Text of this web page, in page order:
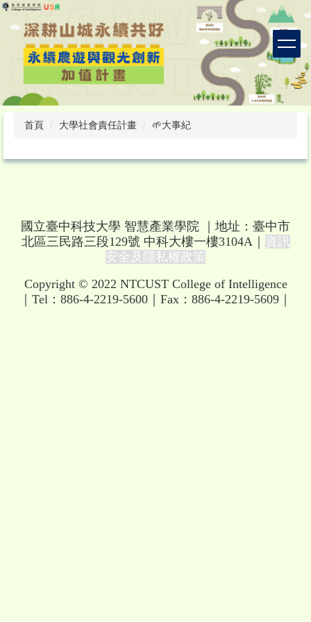
跳
到
區
首頁 大學社會責任計畫 🌱大事紀
國立臺中科技大學 智慧產業學院 ｜地址：臺中市
北區三民路三段129號 中科大樓一樓3104A｜
資訊
安全及隱私權政策
Copyright © 2022 NTCUST College of Intelligence
｜Tel：886-4-2219-5600｜Fax：886-4-2219-5609｜